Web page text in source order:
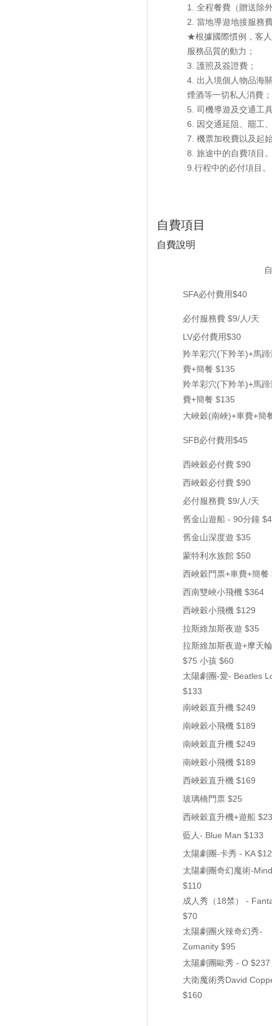
1. 全程餐費（贈送除
2. 當地導遊地接服務
★根據國際慣例，客
服務品質的動力；
3. 護照及簽證費；
4. 出入境個人物品海
煙酒等一切私人消費；
5. 司機導遊及交通工
6. 因交通延阻、罷工
7. 機票加稅費以及起
8. 旅途中的自費項目
9.行程中的必付項目。
自費項目
自費說明
SFA必付費用$40
必付服務費 $9/人/天
LV必付費用$30
羚羊彩穴(下羚羊)+馬蹄
費+簡餐 $135
羚羊彩穴(下羚羊)+馬蹄
費+簡餐 $135
大峽穀(南峽)+車費+簡
SFB必付費用$45
西峽穀必付費 $90
西峽穀必付費 $90
必付服務費 $9/人/天
舊金山遊船 - 90分鐘
舊金山深度遊 $35
蒙特利水族館 $50
西峽穀門票+車費+簡餐
西南雙峽小飛機 $364
西峽穀小飛機 $129
拉斯維加斯夜遊 $35
拉斯維加斯夜遊+摩天
$75 小孩 $60
太陽劇團-愛- Beatles
$133
南峽穀直升機 $249
南峽穀小飛機 $189
南峽穀直升機 $249
南峽穀小飛機 $189
西峽穀直升機 $169
玻璃橋門票 $25
西峽穀直升機+遊船
藍人- Blue Man $133
太陽劇團-卡秀 - KA
太陽劇團奇幻魔術-
$110
成人秀（18禁） -
$70
太陽劇團火辣奇幻秀-
Zumanity $95
太陽劇團歐秀 - O $237
大衛魔術秀David
$160